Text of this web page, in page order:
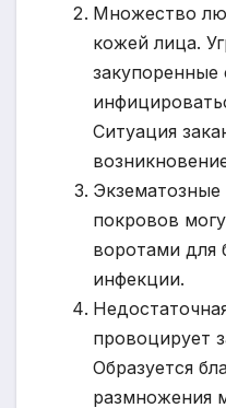
Множество
кожей лица.
закупоренные
Ситуация
покровов
воротами для
инфекции.
провоцирует
Образуется
размножения